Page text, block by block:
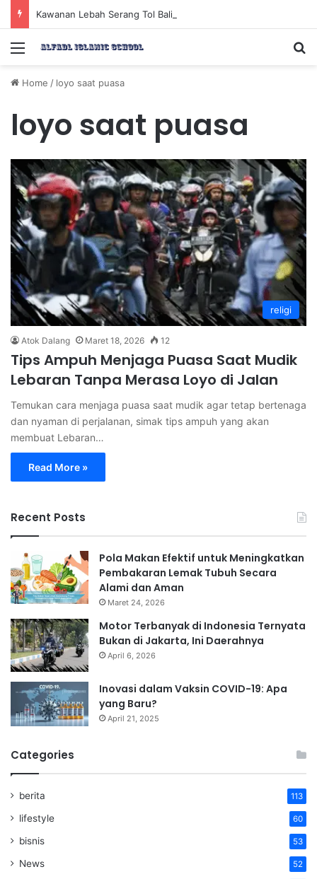
Menu
Home / loyo saat puasa
loyo saat puasa
religi
Atok Dalang Maret 18, 2026 12
Tips Ampuh Menjaga Puasa Saat Mudik
Lebaran Tanpa Merasa Loyo di Jalan
Temukan cara menjaga puasa saat mudik agar tetap bertenaga
dan nyaman di perjalanan, simak tips ampuh yang akan
membuat Lebaran…
Read More »
Recent Posts
Pola Makan Efektif untuk Meningkatkan
Pembakaran Lemak Tubuh Secara
Alami dan Aman
Maret 24, 2026
Motor Terbanyak di Indonesia Ternyata
Bukan di Jakarta, Ini Daerahnya
April 6, 2026
Inovasi dalam Vaksin COVID-19: Apa
yang Baru?
April 21, 2025
Categories
berita 113
lifestyle 60
bisnis 53
News 52